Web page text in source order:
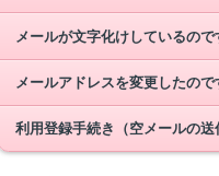
メールが文字化けしているので
メールアドレスを変更したので
利用登録手続き（空メールの